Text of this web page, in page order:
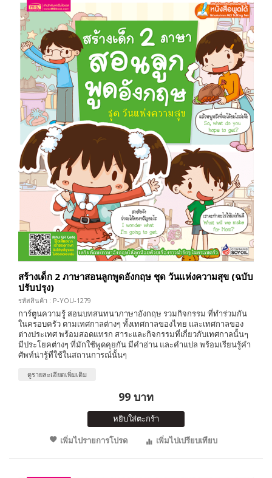
สร้างเด็ก 2 ภาษาสอนลูกพูดอังกฤษ ชุด วันแห่งความสุข (ฉบับ
ปรับปรุง)
รหัสสินค้า : P-YOU-1279
การ์ตูนความรู้ สอนบทสนทนาภาษาอังกฤษ รวมกิจกรรม ที่ทำร่วมกัน
ในครอบครัว ตามเทศกาลต่างๆ ทั้งเทศกาลของไทย และเทศกาลของ
ต่างประเทศ พร้อมสอดแทรก สาระและกิจกรรมที่เกี่ยวกับเทศกาลนั้นๆ
มีประโยคต่างๆ ที่มักใช้พูดคุยกัน มีคำอ่าน และคำแปล พร้อมเรียนรู้คำ
ศัพท์น่ารู้ที่ใช้ในสถานการณ์นั้นๆ
ดูรายละเอียดเพิ่มเติม
99 บาท
หยิบใส่ตะกร้า
เพิ่มไปรายการโปรด
เพิ่มไปเปรียบเทียบ